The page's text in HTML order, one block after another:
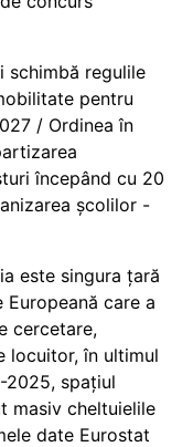
schimbă regulile
pentru
/ Ordinea în
începând cu 20
școlilor -
este singura țară
Europeană care a
cercetare,
locuitor, în ultimul
2025, spațiul
masiv cheltuielile
date Eurostat